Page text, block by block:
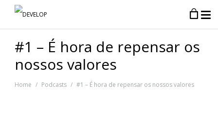
#1 – É hora de repensar os
nossos valores
Home Podcasts #1 – É hora de repensar os nossos valores